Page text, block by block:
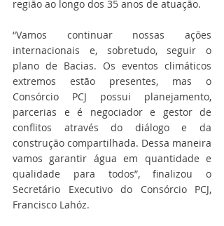
região ao longo dos 35 anos de atuação.
“Vamos continuar nossas ações
internacionais e, sobretudo, seguir o
plano de Bacias. Os eventos climáticos
extremos estão presentes, mas o
Consórcio PCJ possui planejamento,
parcerias e é negociador e gestor de
conflitos através do diálogo e da
construção compartilhada. Dessa maneira
vamos garantir água em quantidade e
qualidade para todos”, finalizou o
Secretário Executivo do Consórcio PCJ,
Francisco Lahóz.